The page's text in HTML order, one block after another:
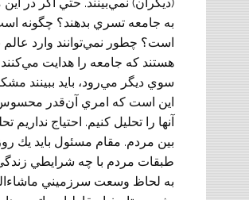
(ديگران) نمي‌بينند. حتي اگر در
به جامعه تسري بدهند؟ چگونه
است؟ چطور نمي‌توانند وارد عالم
هستند كه جامعه را هدايت مي‌كنند
سوي ديگر مي‌رود، بايد ببينند
اين است كه امري آن‌قدر محسوس
آنها را تحليل كنيم. احتياج
بين مردم. مقام مسئول بايد يك روز
طبقات مردم با چه شرايطي زندگي
به لحاظ وسعت سرزميني